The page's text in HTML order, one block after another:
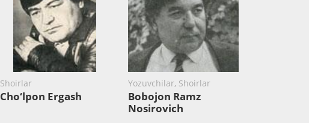
Shoirlar
Cho‘lpon Ergash
Yozuvchilar, Shoirlar
Bobojon Ramz
Nosirovich